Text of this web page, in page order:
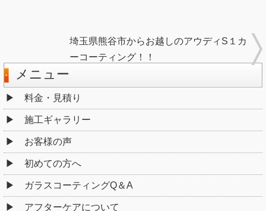
埼玉県熊谷市からお越しのアウディS１カ
ーコーティング！！
メニュー
料金・見積り
施工ギャラリー
お客様の声
初めての方へ
ガラスコーティングQ＆A
アフターケアについて